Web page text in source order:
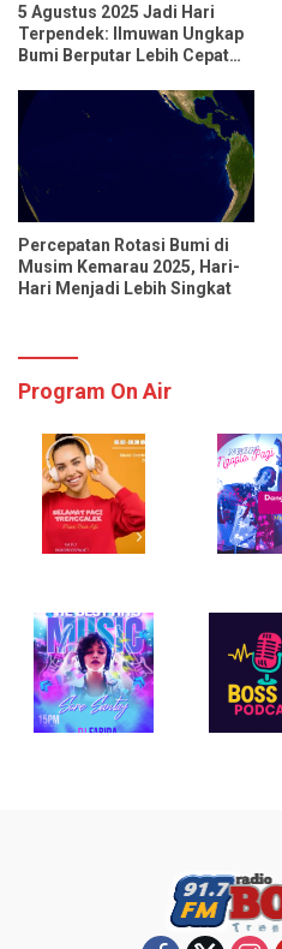
5 Agustus 2025 Jadi Hari
Terpendek: Ilmuwan Ungkap
Bumi Berputar Lebih Cepat
Percepatan Rotasi Bumi di
Musim Kemarau 2025, Hari-
Hari Menjadi Lebih Singkat
Program On Air